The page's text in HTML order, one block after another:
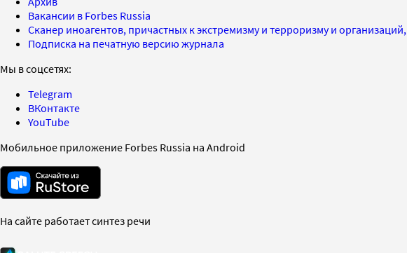
Вакансии в Forbes Russia
Сканер иноагентов, причастных к экстремизму и терроризму и
Подписка на печатную версию журнала
Мы в соцсетях:
Telegram
ВКонтакте
YouTube
Мобильное приложение Forbes Russia на Android
На сайте работает синтез речи